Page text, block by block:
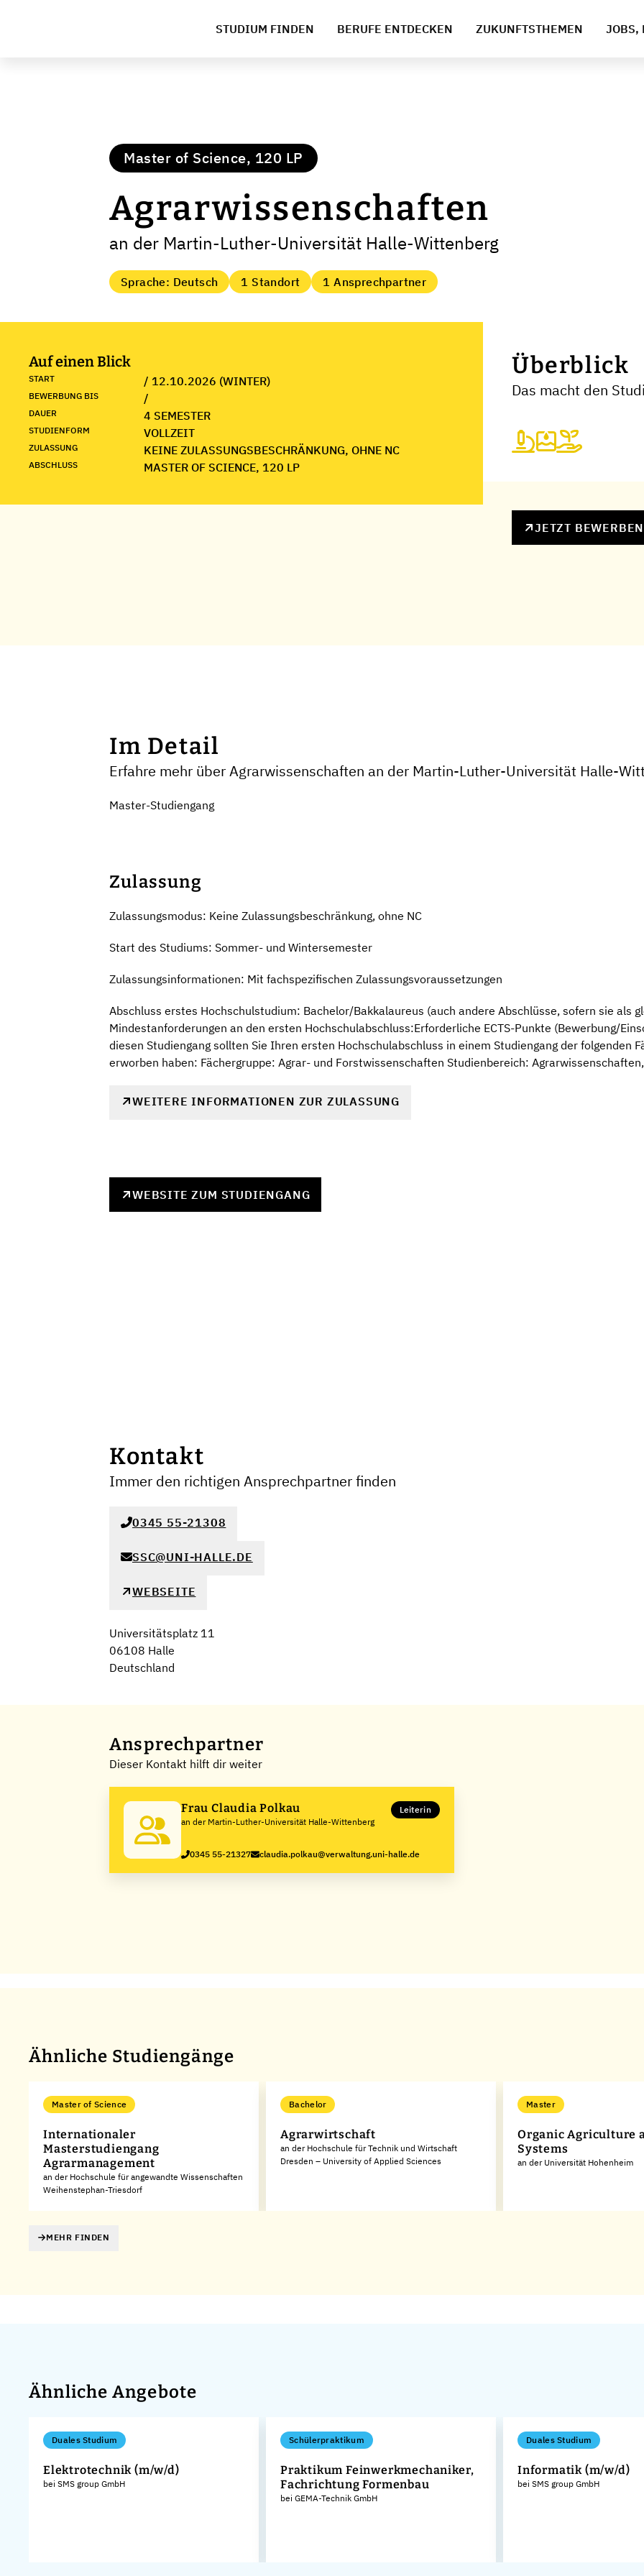
STUDIUM FINDEN BERUFE ENTDECKEN ZUKUNFTSTHEMEN JOBS,
Master of Science, 120 LP
Agrarwissenschaften
an der Martin-Luther-Universität Halle-Wittenberg
Sprache: Deutsch 1 Standort 1 Ansprechpartner
Auf einen Blick
START / 12.10.2026 (WINTER)
BEWERBUNG BIS /
DAUER 4 SEMESTER
STUDIENFORM VOLLZEIT
ZULASSUNG KEINE ZULASSUNGSBESCHRÄNKUNG, OHNE NC
ABSCHLUSS MASTER OF SCIENCE, 120 LP
Überblick
Das macht den
JETZT BEWERBEN
Im Detail
Erfahre mehr über Agrarwissenschaften an der Martin-Luther-Universität Halle-
Master-Studiengang
Zulassung
Zulassungsmodus: Keine Zulassungsbeschränkung, ohne NC
Start des Studiums: Sommer- und Wintersemester
Zulassungsinformationen: Mit fachspezifischen Zulassungsvoraussetzungen
Abschluss erstes Hochschulstudium: Bachelor/Bakkalaureus (auch andere Abschlüsse, sofern sie als
Mindestanforderungen an den ersten Hochschulabschluss:Erforderliche ECTS-Punkte (Bewerbung/
diesen Studiengang sollten Sie Ihren ersten Hochschulabschluss in einem Studiengang der folgenden
erworben haben: Fächergruppe: Agrar- und Forstwissenschaften Studienbereich:
WEITERE INFORMATIONEN ZUR ZULASSUNG
WEBSITE ZUM STUDIENGANG
Kontakt
Immer den richtigen Ansprechpartner finden
0345 55-21308
SSC@UNI-HALLE.DE
WEBSEITE
Universitätsplatz 11
06108 Halle
Deutschland
Ansprechpartner
Dieser Kontakt hilft dir weiter
Frau Claudia Polkau
an der Martin-Luther-Universität Halle-Wittenberg
Leiterin
0345 55-21327 claudia.polkau@verwaltung.uni-halle.de
Ähnliche Studiengänge
Master of Science
Internationaler
Masterstudiengang
Agrarmanagement
an der Hochschule für angewandte Wissenschaften
Weihenstephan-Triesdorf
Bachelor
Agrarwirtschaft
an der Hochschule für Technik und Wirtschaft
Dresden – University of Applied Sciences
Master
Organic Agriculture
Systems
an der Universität Hohenheim
MEHR FINDEN
Ähnliche Angebote
Duales Studium
Elektrotechnik (m/w/d)
bei SMS group GmbH
Schülerpraktikum
Praktikum Feinwerkmechaniker,
Fachrichtung Formenbau
bei GEMA-Technik GmbH
Duales Studium
Informatik (m/w/d)
bei SMS group GmbH